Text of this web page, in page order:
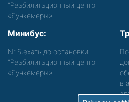
"Реабилитационный центр
«Яункемеры»".
Минибус:
Nr.5 ,ехать до остановки
"Реабилитационный центр
«Яункемеры»".
в